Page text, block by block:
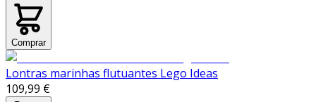
Comprar
Lontras marinhas flutuantes Lego Ideas
109,99 €